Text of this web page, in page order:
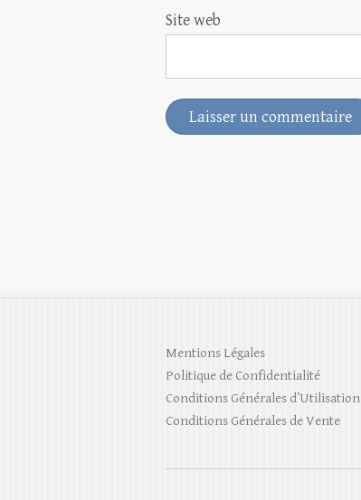
Site web
Mentions Légales
Politique de Confidentialité
Conditions Générales d’Utilisation
Conditions Générales de Vente